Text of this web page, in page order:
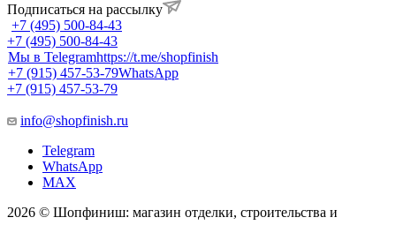
Подписаться на рассылку
+7 (495) 500-84-43
+7 (495) 500-84-43
Мы в Telegramhttps://t.me/shopfinish
+7 (915) 457-53-79WhatsApp
+7 (915) 457-53-79
info@shopfinish.ru
Telegram
WhatsApp
MAX
2026 © Шопфиниш: магазин отделки, строительства и